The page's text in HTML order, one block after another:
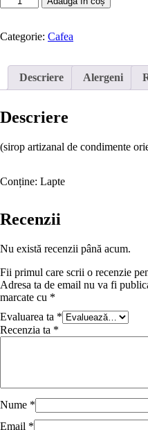
Masala
Latte
Categorie: Cafea
Descriere Alergeni
Descriere
(sirop artizanal de condimente
Conține: Lapte
Recenzii
Nu există recenzii până acum.
Fii primul care scrii o recenzie
Adresa ta de email nu va fi
marcate cu *
Evaluarea ta *
Recenzia ta *
Nume *
Email *